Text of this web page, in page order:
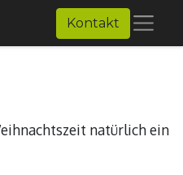
Kontakt
natürlich ein